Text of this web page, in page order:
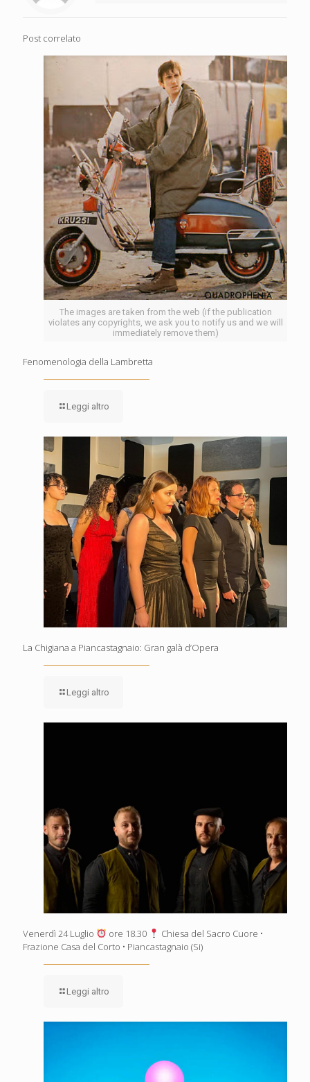
Post correlato
The images are taken from the web (if the publication
violates any copyrights, we ask you to notify us and we will
immediately remove them)
Fenomenologia della Lambretta
Leggi altro
La Chigiana a Piancastagnaio: Gran galà d’Opera
Leggi altro
Venerdì 24 Luglio ore 18.30
Chiesa del Sacro Cuore •
Frazione Casa del Corto • Piancastagnaio (Si)
Leggi altro